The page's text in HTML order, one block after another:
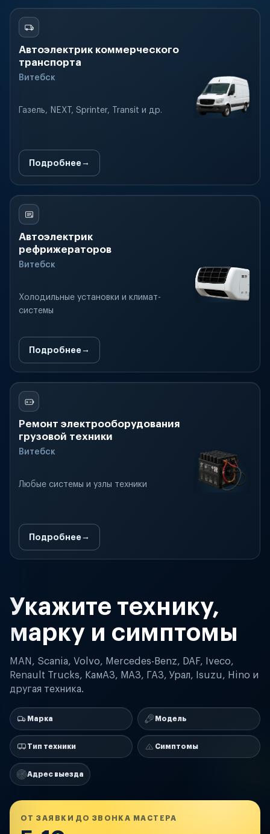
Автоэлектрик коммерческого
транспорта
Витебск
Газель, NEXT, Sprinter, Transit и др.
Подробнее
Автоэлектрик
рефрижераторов
Витебск
Холодильные установки и климат-
системы
Подробнее
Ремонт электрооборудования
грузовой техники
Витебск
Любые системы и узлы техники
Подробнее
Укажите технику,
марку и симптомы
MAN, Scania, Volvo, Mercedes-Benz, DAF, Iveco,
Renault Trucks, КамАЗ, МАЗ, ГАЗ, Урал, Isuzu, Hino и
другая техника.
Марка Модель
Тип техники Симптомы
Адрес выезда
ОТ ЗАЯВКИ ДО ЗВОНКА МАСТЕРА